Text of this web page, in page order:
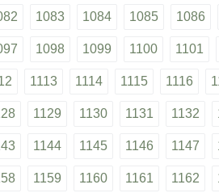
1083 1084 1085 1086
1098 1099 1100 1101
1113 1114 1115 1116
1129 1130 1131 1132
1144 1145 1146 1147
1159 1160 1161 1162